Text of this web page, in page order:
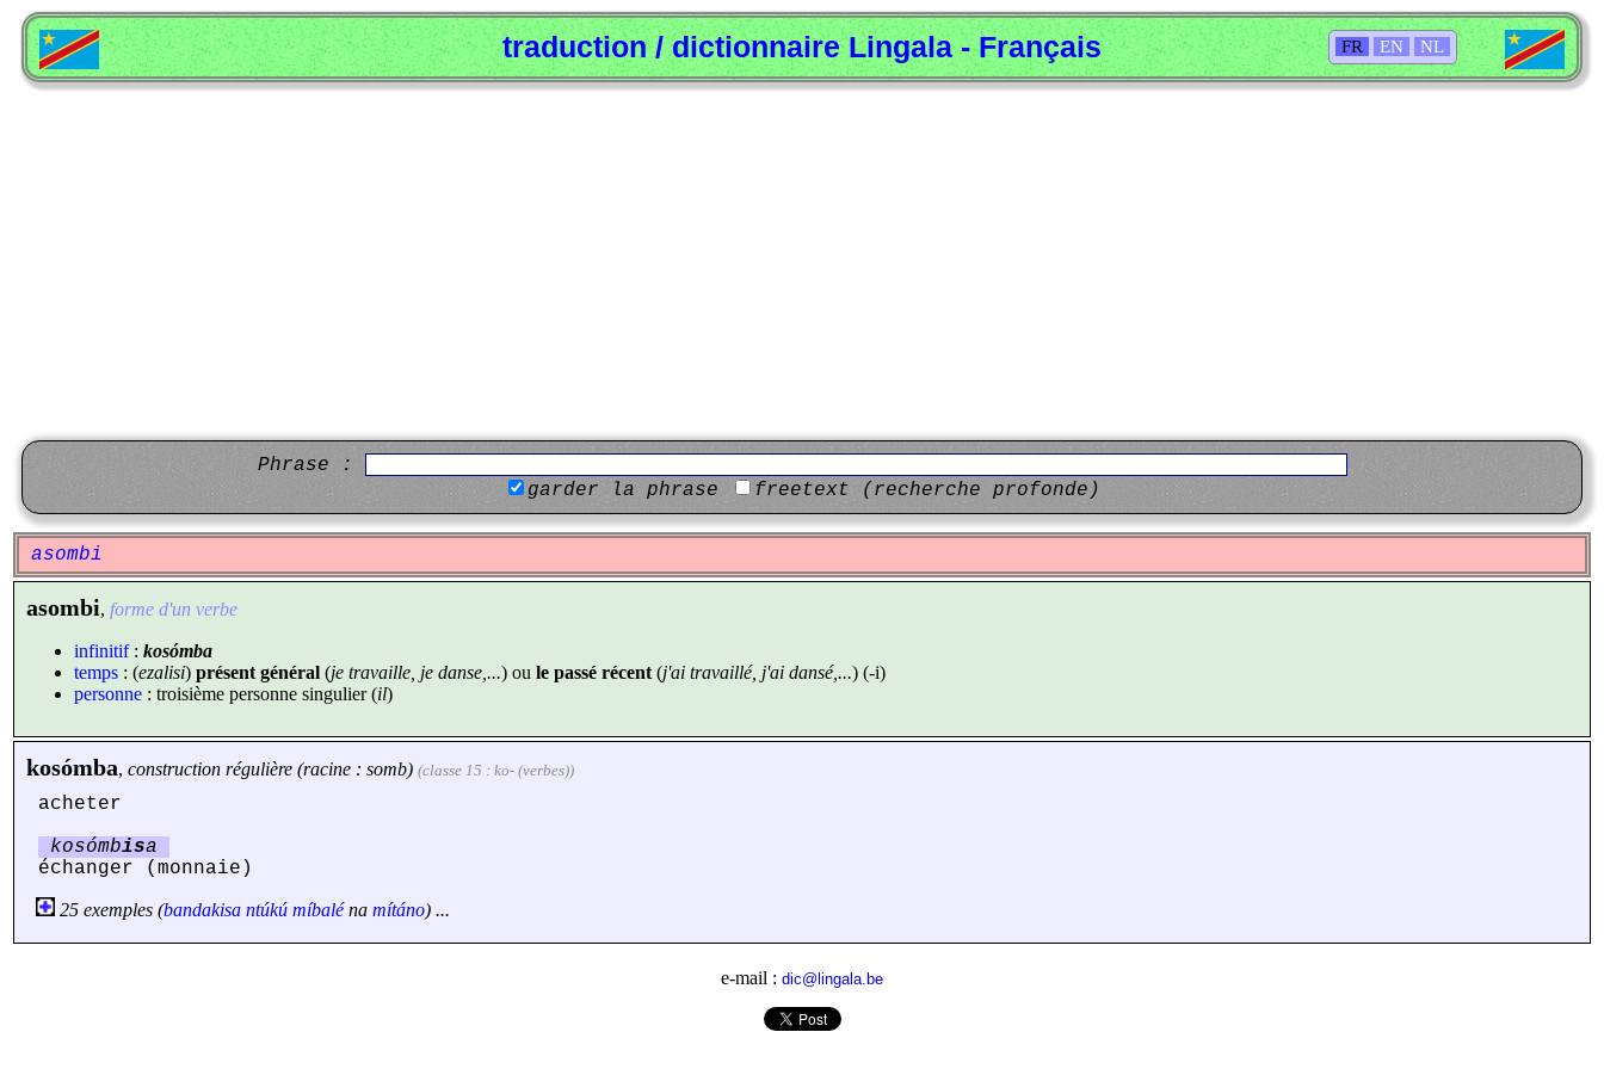
FR EN NL
traduction / dictionnaire Lingala - Français
Phrase :
garder la phrase
freetext (recherche profonde)
asombi
asombi, forme d'un verbe
infinitif: kosómba
temps : (ezalisi) présent général (je travaille, je danse,...) ou le passé récent (j'ai travaillé, j'ai dansé,...) (-i)
personne : troisième personne singulier (il)
kosómba, construction régulière (racine : somb) (classe 15 : ko- (verbes))
acheter
kosómbisa
échanger (monnaie)
25 exemples (bandakisa ntúkú míbaléna mítáno) ...
e-mail : dic@lingala.be